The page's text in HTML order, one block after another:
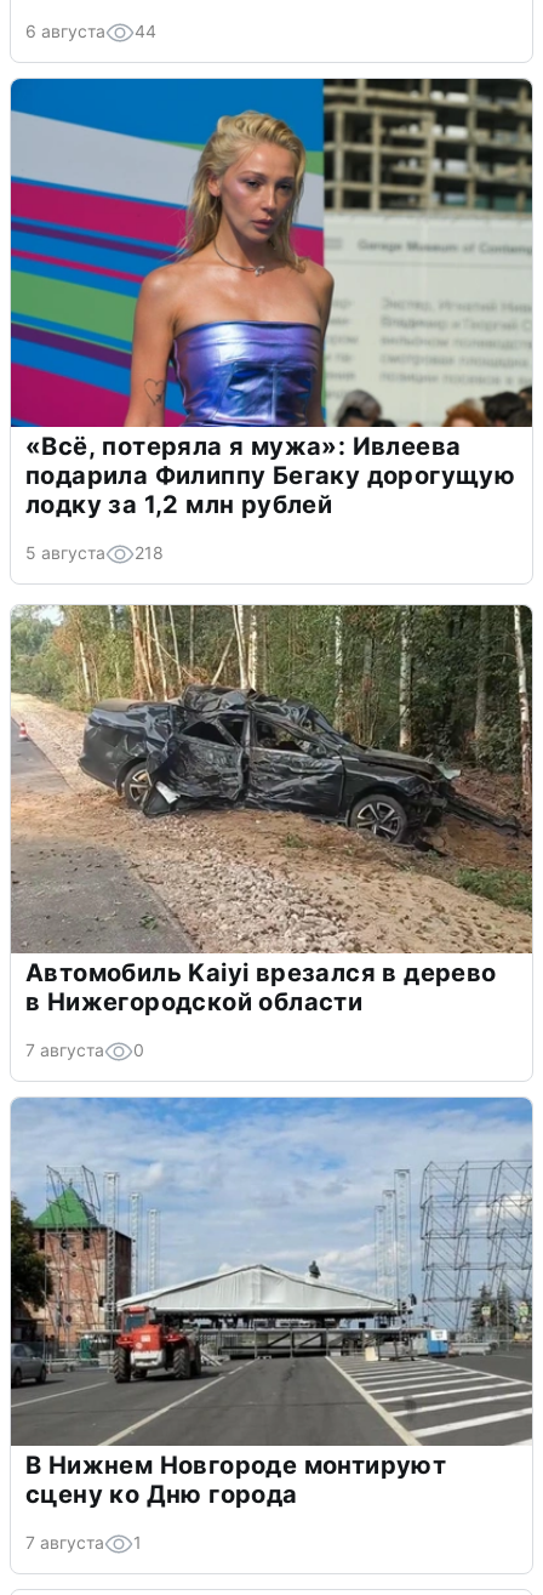
6 августа 44
«Всё, потеряла я мужа»: Ивлеева
подарила Филиппу Бегаку дорогущую
лодку за 1,2 млн рублей
5 августа 218
Автомобиль Kaiyi врезался в дерево
в Нижегородской области
7 августа 0
В Нижнем Новгороде монтируют
сцену ко Дню города
7 августа 1